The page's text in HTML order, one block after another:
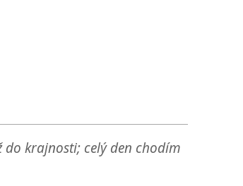
do krajnosti; celý den chodím